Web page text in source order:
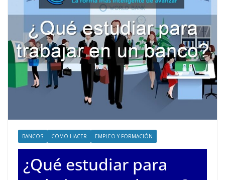
BANCOS COMO HACER EMPLEO Y FORMACIÓN
¿Qué estudiar para